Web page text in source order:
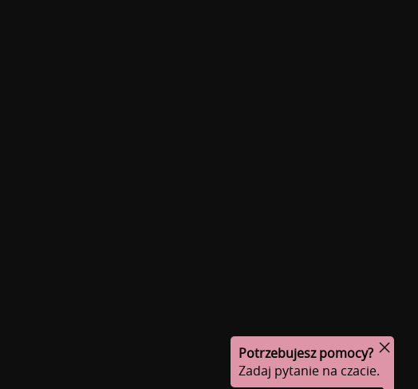
Potrzebujesz pomocy?
Zadaj pytanie na czacie.